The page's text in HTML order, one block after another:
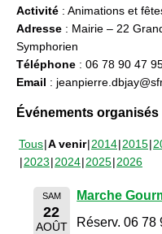
Activité : Animations et
Adresse : Mairie – 22
Symphorien
Téléphone : 06 78 90 47
Email :
Événements organisés
Tous A venir 2014 2015
2023 2024 2025 2026
SAM
22
AOÛT
Marche
Réserv. 06 78